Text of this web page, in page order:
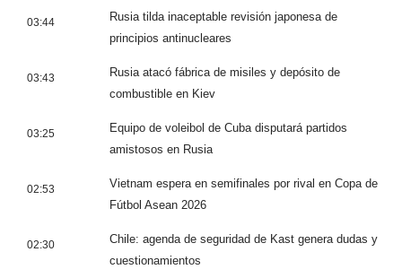
03:44
Rusia tilda inaceptable revisión japonesa de
principios antinucleares
03:43
Rusia atacó fábrica de misiles y depósito de
combustible en Kiev
03:25
Equipo de voleibol de Cuba disputará partidos
amistosos en Rusia
02:53
Vietnam espera en semifinales por rival en Copa de
Fútbol Asean 2026
02:30
Chile: agenda de seguridad de Kast genera dudas y
cuestionamientos